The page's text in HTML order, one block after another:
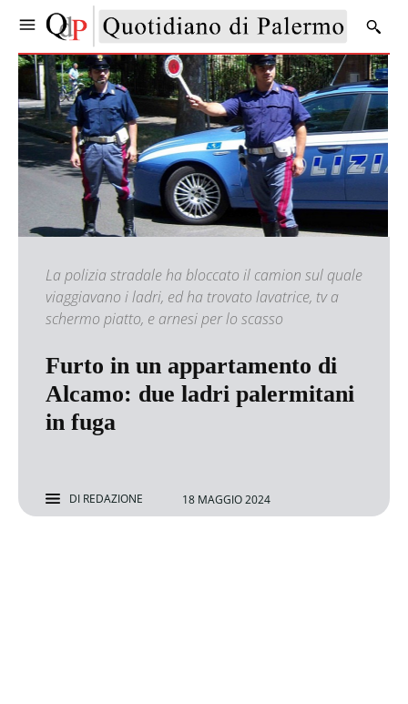
La polizia stradale ha bloccato il camion sul quale
viaggiavano i ladri, ed ha trovato lavatrice, tv a
schermo piatto, e arnesi per lo scasso
Furto in un appartamento di
Alcamo: due ladri palermitani
in fuga
DI REDAZIONE 18 MAGGIO 2024